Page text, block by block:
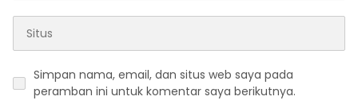
Simpan nama, email, dan situs web saya pada
peramban ini untuk komentar saya berikutnya.